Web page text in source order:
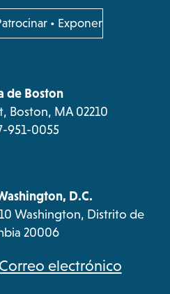
a
new
a
new
• Exponer
de Boston
Boston, MA 02210
951-0055
D.C.
Washington, Distrito de
20006
Correo electrónico